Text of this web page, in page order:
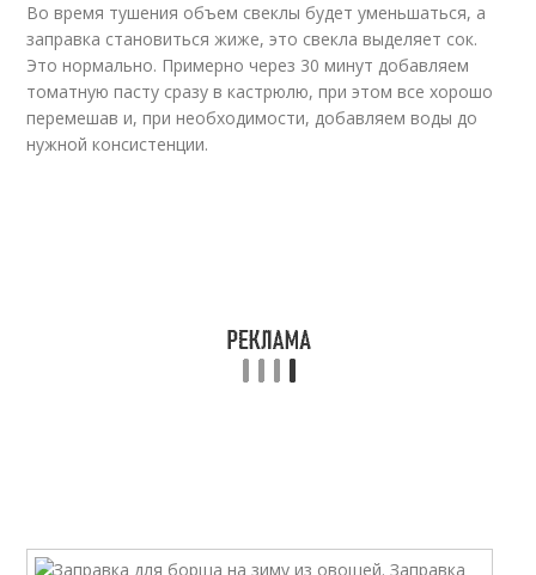
Во время тушения объем свеклы будет уменьшаться, а
заправка становиться жиже, это свекла выделяет сок.
Это нормально. Примерно через 30 минут добавляем
томатную пасту сразу в кастрюлю, при этом все хорошо
перемешав и, при необходимости, добавляем воды до
нужной консистенции.